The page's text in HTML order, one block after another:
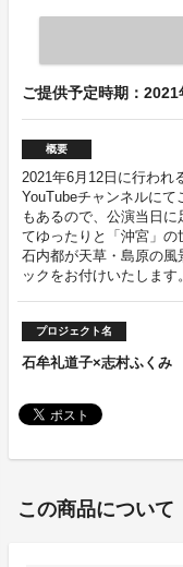
ご提供予定時期：
概要
2021年6月12日に行われ
YouTubeチャンネルに
もあるので、公演当日
てゆったりと「沖宮」の
石内都が天草・島原の
ックをお付けいたします。
プロジェクト名
石牟礼道子×志村ふくみ
この商品について